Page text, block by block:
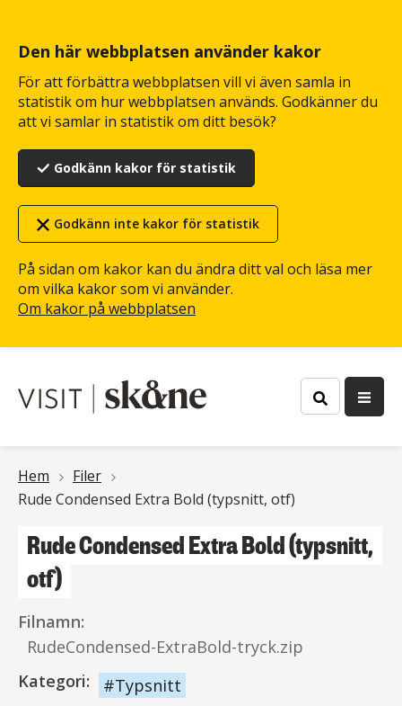
Den här webbplatsen använder kakor
För att förbättra webbplatsen vill vi även samla in
statistik om hur webbplatsen används. Godkänner du
att vi samlar in statistik om ditt besök?
Godkänn kakor för statistik
Godkänn inte kakor för statistik
På sidan om kakor kan du ändra ditt val och läsa mer
om vilka kakor som vi använder.
Om kakor på webbplatsen
huvudinnehåll
Länkstig
Hem
Filer
Rude Condensed Extra Bold (typsnitt, otf)
Rude Condensed Extra Bold (typsnitt,
otf)
Filnamn:
RudeCondensed-ExtraBold-tryck.zip
Kategori:
Typsnitt